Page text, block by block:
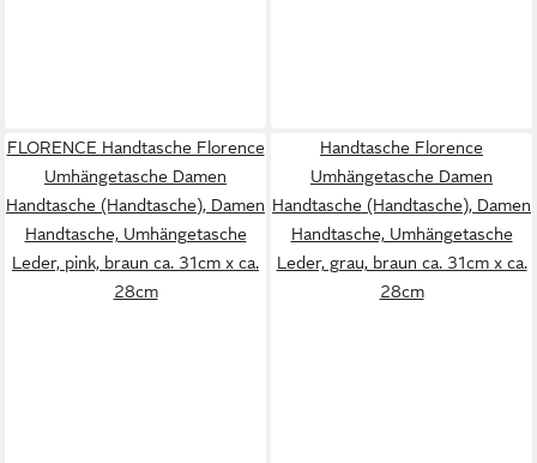
FLORENCE Handtasche Florence
Umhängetasche Damen
Handtasche (Handtasche), Damen
Handtasche, Umhängetasche
Leder, pink, braun ca. 31cm x ca.
28cm
Handtasche Florence
Umhängetasche Damen
Handtasche (Handtasche), Damen
Handtasche, Umhängetasche
Leder, grau, braun ca. 31cm x ca.
28cm